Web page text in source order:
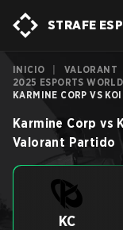
STRAFE
INICIO VALORANT
2025 ESPORTS
KARMINE CORP VS
Karmine Corp vs
Valorant Partido
KC